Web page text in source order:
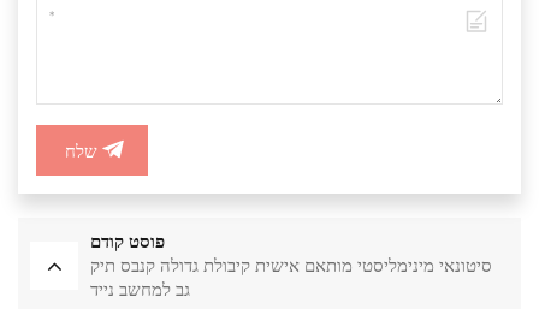
שלח
פוסט קודם
סיטונאי מינימליסטי מותאם אישית קיבולת גדולה קנבס תיק
גב למחשב נייד